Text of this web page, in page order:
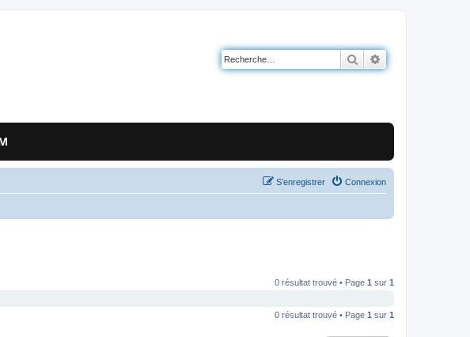
Rechercher
Connexion
S’enregistrer
0 résultat trouvé • Page 1 sur 1
0 résultat trouvé • Page 1 sur 1